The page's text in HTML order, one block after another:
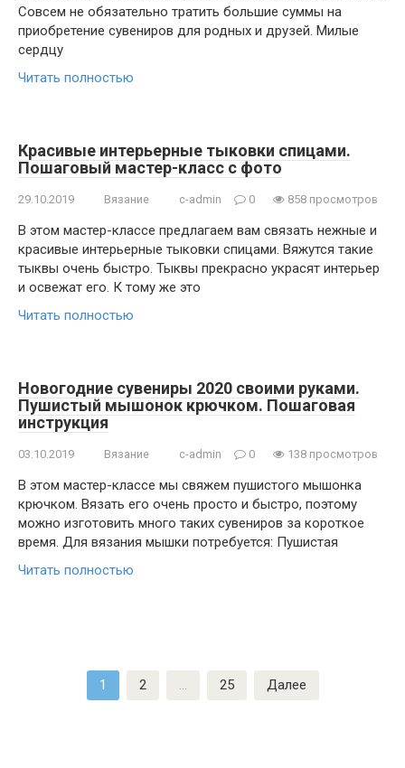
Совсем не обязательно тратить большие суммы на
приобретение сувениров для родных и друзей. Милые
сердцу
Читать полностью
Красивые интерьерные тыковки спицами.
Пошаговый мастер-класс с фото
29.10.2019 Вязание c-admin 0 858 просмотров
В этом мастер-классе предлагаем вам связать нежные и
красивые интерьерные тыковки спицами. Вяжутся такие
тыквы очень быстро. Тыквы прекрасно украсят интерьер
и освежат его. К тому же это
Читать полностью
Новогодние сувениры 2020 своими руками.
Пушистый мышонок крючком. Пошаговая
инструкция
03.10.2019 Вязание c-admin 0 138 просмотров
В этом мастер-классе мы свяжем пушистого мышонка
крючком. Вязать его очень просто и быстро, поэтому
можно изготовить много таких сувениров за короткое
время. Для вязания мышки потребуется: Пушистая
Читать полностью
1 2 … 25 Далее